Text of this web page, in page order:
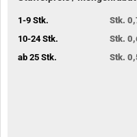
1-9 Stk.
Stk.
10-24 Stk.
Stk.
ab 25 Stk.
Stk.